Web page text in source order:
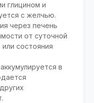
глицином и
с желчью.
через печень
от суточной
состояния
в